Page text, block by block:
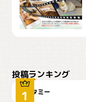
投稿ランキング
タミー
お弁当になりたいにゃ😽